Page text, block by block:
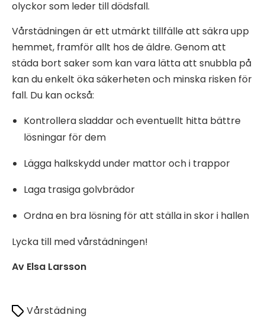
olyckor som leder till dödsfall.
Vårstädningen är ett utmärkt tillfälle att säkra upp
hemmet, framför allt hos de äldre. Genom att
städa bort saker som kan vara lätta att snubbla på
kan du enkelt öka säkerheten och minska risken för
fall. Du kan också:
Kontrollera sladdar och eventuellt hitta bättre
lösningar för dem
Lägga halkskydd under mattor och i trappor
Laga trasiga golvbrädor
Ordna en bra lösning för att ställa in skor i hallen
Lycka till med vårstädningen!
Av Elsa Larsson
Vårstädning